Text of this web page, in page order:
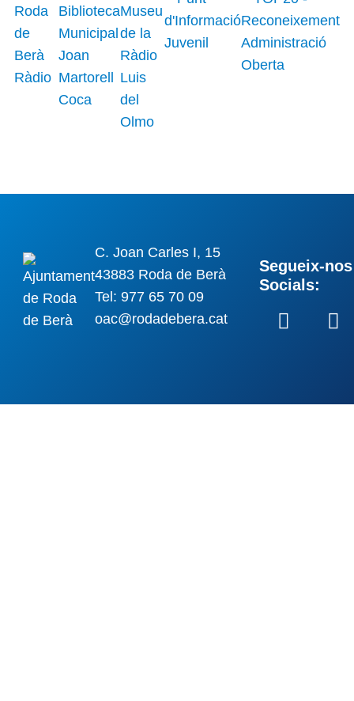
C. Joan Carles I, 15
43883 Roda de Berà
Tel: 977 65 70 09
oac@rodadebera.cat
Segueix-
Socials: